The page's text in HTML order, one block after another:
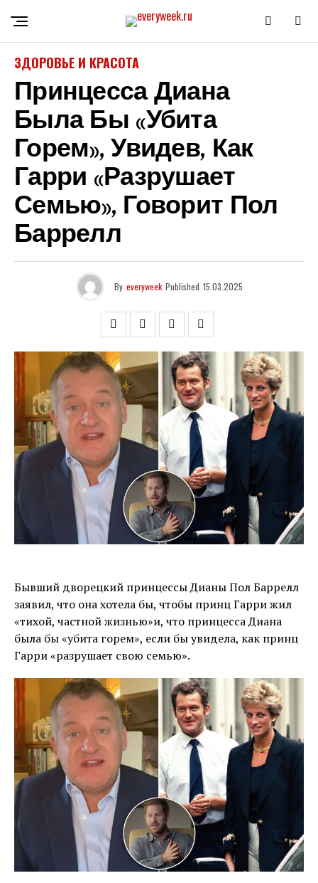
ЗДОРОВЬЕ И КРАСОТА
Принцесса Диана
Была Бы «убита
Горем», Увидев, Как
Гарри «разрушает
Семью», Говорит Пол
Баррелл
By everyweek Published 15.03.2025
Бывший дворецкий принцессы Дианы Пол Баррелл
заявил, что она хотела бы, чтобы принц Гарри жил
«тихой, частной жизнью»и, что принцесса Диана
была бы «убита горем», если бы увидела, как принц
Гарри «разрушает свою семью».